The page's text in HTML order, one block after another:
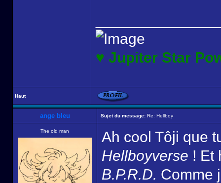
♥ Jupiter Star
Haut
ange bleu Sujet du message: Re: Hellboy
The old man
Ah cool Tôji que
Hellboyverse ! Et
B.P.R.D. Comme